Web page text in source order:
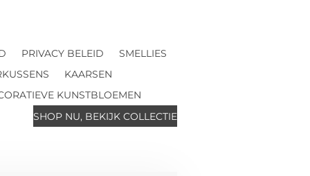
PRIVACY BELEID
SMELLIES
KAARSEN
KUNSTBLOEMEN
SHOP NU, BEKIJK COLLECTIE